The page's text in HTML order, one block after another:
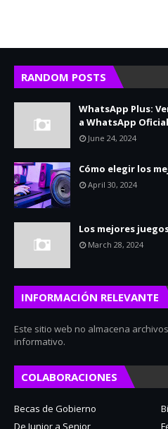
RANDOM POSTS
WhatsApp Plus:
a WhatsApp
June 24, 2024
Cómo elegir los
April 30, 2024
Los mejores
March 28, 2024
INFORMACIÓN RELEVANTE
Este sitio web no almacena
informativo.
COLABORACIONES
Becas de Gobierno
De Junior a Senior